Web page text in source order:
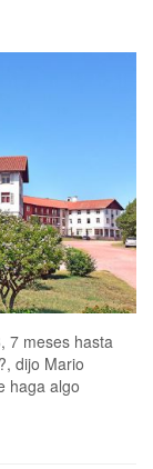
7 meses hasta
dijo Mario
haga algo